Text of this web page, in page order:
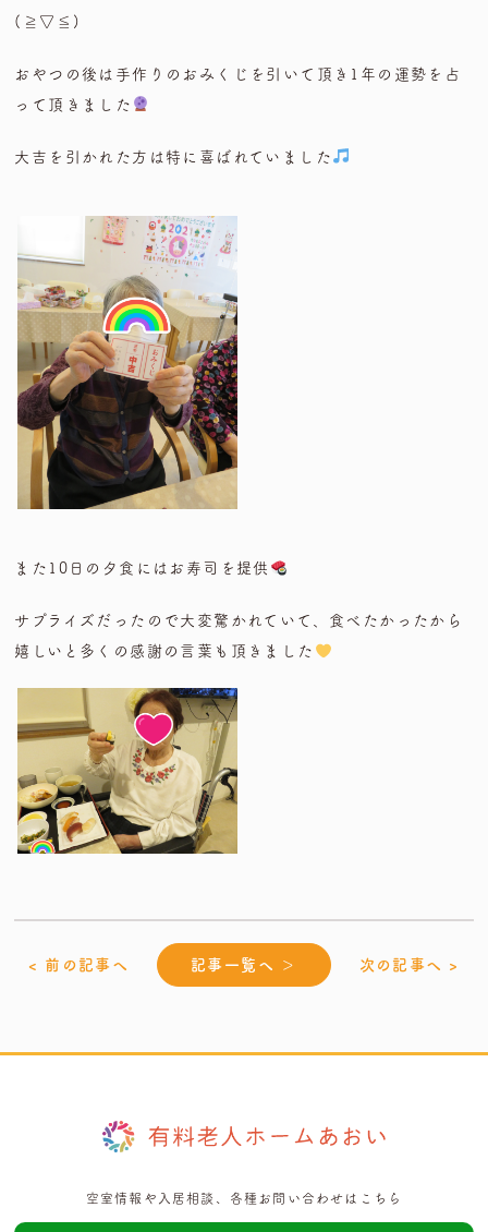
(≧▽≦)
おやつの後は手作りのおみくじを引いて頂き1年の運勢を占
って頂きました
大吉を引かれた方は特に喜ばれていました
また10日の夕食にはお寿司を提供
サプライズだったので大変驚かれていて、食べたかったから
嬉しいと多くの感謝の言葉も頂きました
< 前の記事へ 記事一覧へ ＞ 次の記事へ >
空室情報や入居相談、各種お問い合わせはこちら